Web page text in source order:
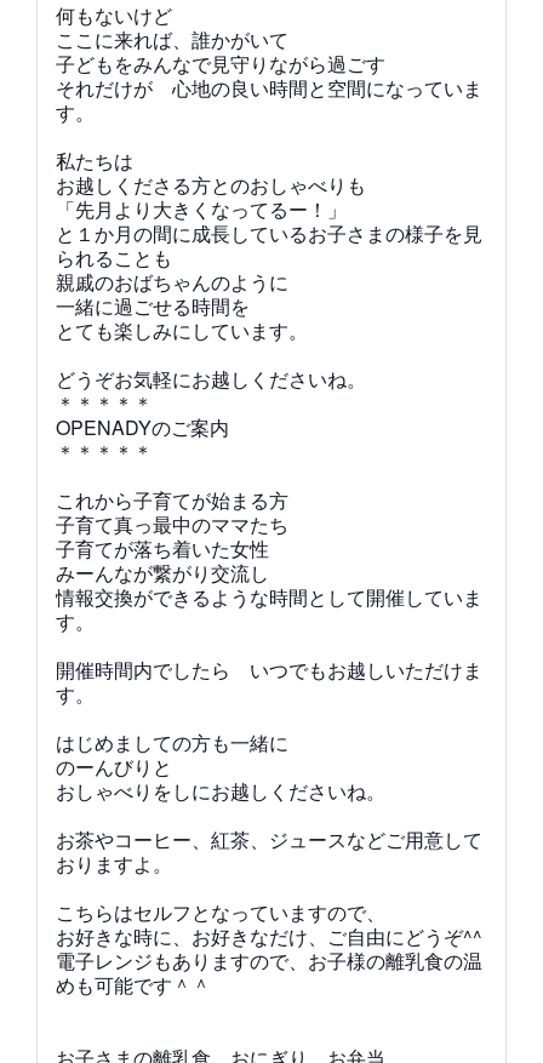
何もないけど
ここに来れば、誰かがいて
子どもをみんなで見守りながら過ごす
それだけが 心地の良い時間と空間になっていま
す。
私たちは
お越しくださる方とのおしゃべりも
「先月より大きくなってるー！」
と１か月の間に成長しているお子さまの様子を見
られることも
親戚のおばちゃんのように
一緒に過ごせる時間を
とても楽しみにしています。
どうぞお気軽にお越しくださいね。
＊＊＊＊＊
OPENADYのご案内
＊＊＊＊＊
これから子育てが始まる方
子育て真っ最中のママたち
子育てが落ち着いた女性
みーんなが繋がり交流し
情報交換ができるような時間として開催していま
す。
開催時間内でしたら いつでもお越しいただけま
す。
はじめましての方も一緒に
のーんびりと
おしゃべりをしにお越しくださいね。
お茶やコーヒー、紅茶、ジュースなどご用意して
おりますよ。
こちらはセルフとなっていますので、
お好きな時に、お好きなだけ、ご自由にどうぞ^^
電子レンジもありますので、お子様の離乳食の温
めも可能です＾＾